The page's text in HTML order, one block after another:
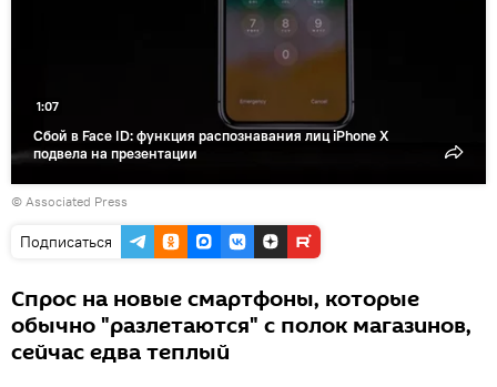
Сбой в Face ID: функция распознавания лиц iPhone X
подвела на презентации
1:07
© Associated Press
Подписаться
Спрос на новые смартфоны, которые
обычно "разлетаются" с полок магазинов,
сейчас едва теплый